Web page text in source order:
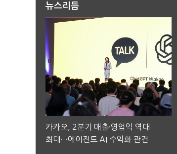
뉴스리듬
카카오, 2분기 매출·영업익 역대
최대…에이전트 AI 수익화 관건